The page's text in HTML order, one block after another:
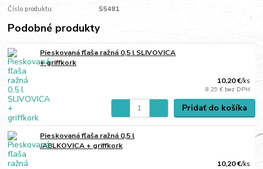
Číslo produktu: S5481
Podobné produkty
Pieskovaná fľaša ražná 0,5 l SLIVOVICA
+ griffkork
10,20 €/ks
8,29 € bez DPH
Pridať do košíka
Pieskovaná fľaša ražná 0,5 l
JABLKOVICA + griffkork
10,20 €/ks